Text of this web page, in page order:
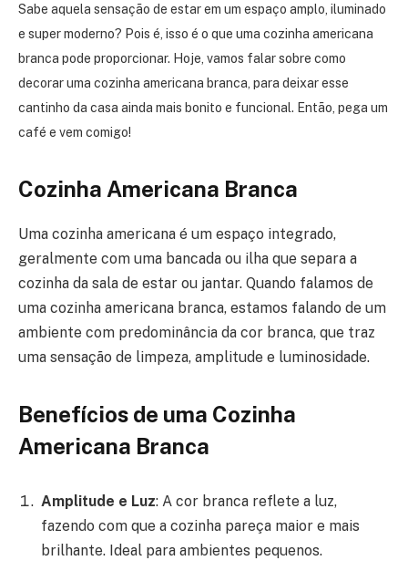
Sabe aquela sensação de estar em um espaço amplo, iluminado
e super moderno? Pois é, isso é o que uma cozinha americana
branca pode proporcionar. Hoje, vamos falar sobre como
decorar uma cozinha americana branca, para deixar esse
cantinho da casa ainda mais bonito e funcional. Então, pega um
café e vem comigo!
Cozinha Americana Branca
Uma cozinha americana é um espaço integrado,
geralmente com uma bancada ou ilha que separa a
cozinha da sala de estar ou jantar. Quando falamos de
uma cozinha americana branca, estamos falando de um
ambiente com predominância da cor branca, que traz
uma sensação de limpeza, amplitude e luminosidade.
Benefícios de uma Cozinha
Americana Branca
Amplitude e Luz: A cor branca reflete a luz,
fazendo com que a cozinha pareça maior e mais
brilhante. Ideal para ambientes pequenos.